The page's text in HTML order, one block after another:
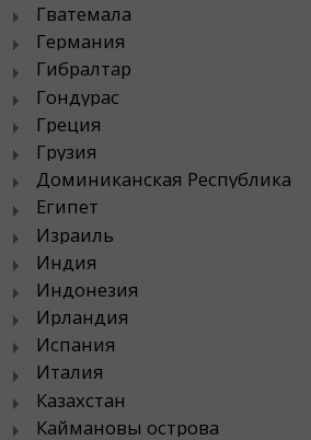
Гватемала
Германия
Гибралтар
Гондурас
Греция
Грузия
Доминиканская Республика
Египет
Израиль
Индия
Индонезия
Ирландия
Испания
Италия
Казахстан
Каймановы острова